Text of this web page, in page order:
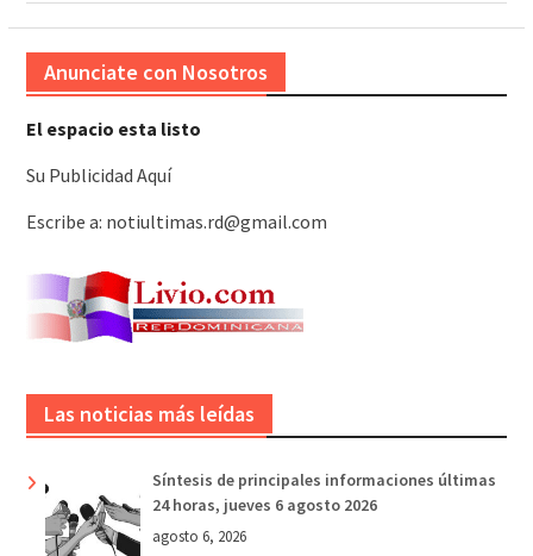
Anunciate con Nosotros
El espacio esta listo
Su Publicidad Aquí
Escribe a: notiultimas.rd@gmail.com
Las noticias más leídas
Síntesis de principales informaciones últimas
24 horas, jueves 6 agosto 2026
agosto 6, 2026